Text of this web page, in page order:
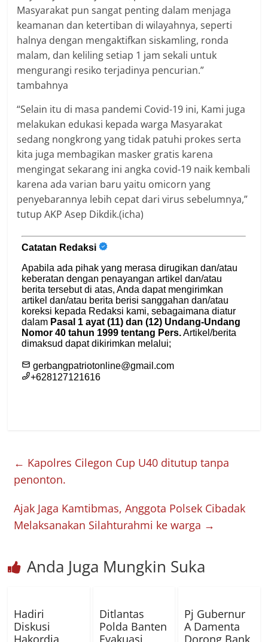
Masyarakat pun sangat penting dalam menjaga
keamanan dan ketertiban di wilayahnya, seperti
halnya dengan mengaktifkan siskamling, ronda
malam, dan keliling setiap 1 jam sekali untuk
mengurangi resiko terjadinya pencurian.”
tambahnya
“Selain itu di masa pandemi Covid-19 ini, Kami juga
melakukan edukasi kepada warga Masyarakat
sedang nongkrong yang tidak patuhi prokes serta
kita juga membagikan masker gratis karena
mengingat sekarang ini angka covid-19 naik kembali
karena ada varian baru yaitu omicorn yang
penyebarannya lebih cepat dari virus sebelumnya,”
tutup AKP Asep Dikdik.(icha)
← Kapolres Cilegon Cup U40 ditutup tanpa
penonton.
Ajak Jaga Kamtibmas, Anggota Polsek Cibadak
Melaksanakan Silahturahmi ke warga →
Anda Juga Mungkin Suka
Hadiri
Diskusi
Hakordia
Ditlantas
Polda Banten
Evakuasi
Pj Gubernur
A Damenta
Dorong Bank